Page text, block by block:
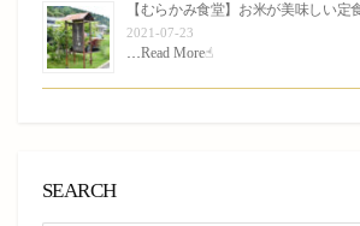
【むらかみ食堂】お米が美味しい定
2021-07-23
…Read More☝︎
SEARCH